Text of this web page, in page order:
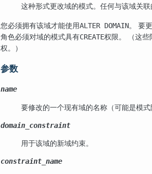
这种形式更改域的模式。任何与该域关联
您必须拥有该域才能使用ALTER DOMAIN。 要
角色必须对域的模式具有CREATE权限。 （这些
权。）
参数
name
要修改的一个现有域的名称（可能是模式
domain_constraint
用于该域的新域约束。
constraint_name